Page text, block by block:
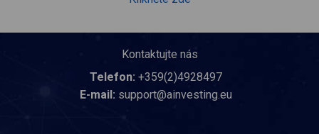
Kontaktujte nás
Telefon: +359(2)4928497
E-mail: support@ainvesting.eu